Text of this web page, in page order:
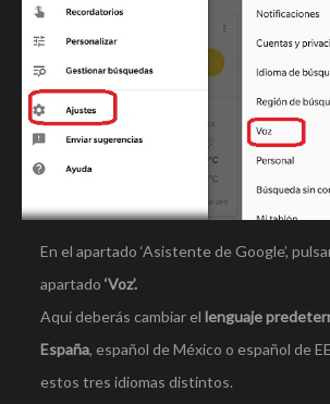
En el apartado ‘Asistente de Google’,
apartado ‘Voz’.
Aquí deberás cambiar el lenguaje
España, español de México o español de
estos tres idiomas distintos.